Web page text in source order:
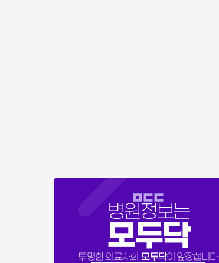
병원정보는
모두닥
투명한 의료사회,모두닥이 앞장섭니다